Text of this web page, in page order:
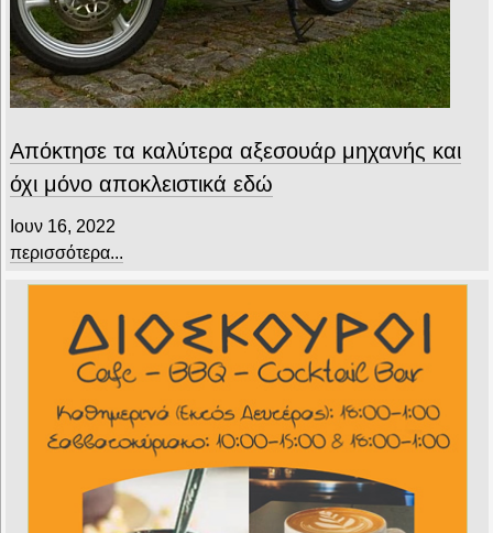
Απόκτησε τα καλύτερα αξεσουάρ μηχανής και
όχι μόνο αποκλειστικά εδώ
Ιουν 16, 2022
περισσότερα...